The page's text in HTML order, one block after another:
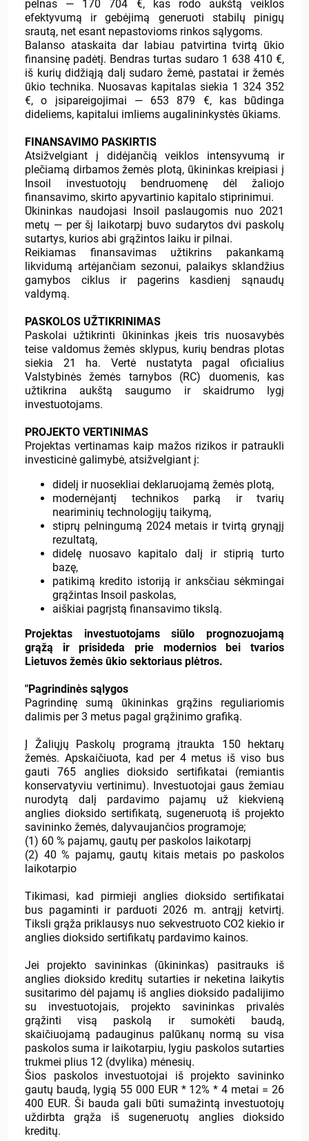
pelnas — 170 704 €, kas rodo aukštą veiklos
efektyvumą ir gebėjimą generuoti stabilų pinigų
srautą, net esant nepastovioms rinkos sąlygoms.
Balanso ataskaita dar labiau patvirtina tvirtą ūkio
finansinę padėtį. Bendras turtas sudaro 1 638 410 €,
iš kurių didžiąją dalį sudaro žemė, pastatai ir žemės
ūkio technika. Nuosavas kapitalas siekia 1 324 352
€, o įsipareigojimai — 653 879 €, kas būdinga
dideliems, kapitalui imliems augalininkystės ūkiams.
FINANSAVIMO PASKIRTIS
Atsižvelgiant į didėjančią veiklos intensyvumą ir
plečiamą dirbamos žemės plotą, ūkininkas kreipiasi į
Insoil investuotojų bendruomenę dėl žaliojo
finansavimo, skirto apyvartinio kapitalo stiprinimui.
Ūkininkas naudojasi Insoil paslaugomis nuo 2021
metų — per šį laikotarpį buvo sudarytos dvi paskolų
sutartys, kurios abi grąžintos laiku ir pilnai.
Reikiamas finansavimas užtikrins pakankamą
likvidumą artėjančiam sezonui, palaikys sklandžius
gamybos ciklus ir pagerins kasdienį sąnaudų
valdymą.
PASKOLOS UŽTIKRINIMAS
Paskolai užtikrinti ūkininkas įkeis tris nuosavybės
teise valdomus žemės sklypus, kurių bendras plotas
siekia 21 ha. Vertė nustatyta pagal oficialius
Valstybinės žemės tarnybos (RC) duomenis, kas
užtikrina aukštą saugumo ir skaidrumo lygį
investuotojams.
PROJEKTO VERTINIMAS
Projektas vertinamas kaip mažos rizikos ir patraukli
investicinė galimybė, atsižvelgiant į:
didelį ir nuosekliai deklaruojamą žemės plotą,
modernėjantį technikos parką ir tvarių
neariminių technologijų taikymą,
stiprų pelningumą 2024 metais ir tvirtą grynąjį
rezultatą,
didelę nuosavo kapitalo dalį ir stiprią turto
bazę,
patikimą kredito istoriją ir anksčiau sėkmingai
grąžintas Insoil paskolas,
aiškiai pagrįstą finansavimo tikslą.
Projektas investuotojams siūlo prognozuojamą
grąžą ir prisideda prie modernios bei tvarios
Lietuvos žemės ūkio sektoriaus plėtros.
"Pagrindinės sąlygos
Pagrindinę sumą ūkininkas grąžins reguliariomis
dalimis per 3 metus pagal grąžinimo grafiką.
Į Žaliųjų Paskolų programą įtraukta 150 hektarų
žemės. Apskaičiuota, kad per 4 metus iš viso bus
gauti 765 anglies dioksido sertifikatai (remiantis
konservatyviu vertinimu). Investuotojai gaus žemiau
nurodytą dalį pardavimo pajamų už kiekvieną
anglies dioksido sertifikatą, sugeneruotą iš projekto
savininko žemės, dalyvaujančios programoje;
(1) 60 % pajamų, gautų per paskolos laikotarpį
(2) 40 % pajamų, gautų kitais metais po paskolos
laikotarpio
Tikimasi, kad pirmieji anglies dioksido sertifikatai
bus pagaminti ir parduoti 2026 m. antrąjį ketvirtį.
Tiksli grąža priklausys nuo sekvestruoto CO2 kiekio ir
anglies dioksido sertifikatų pardavimo kainos.
Jei projekto savininkas (ūkininkas) pasitrauks iš
anglies dioksido kreditų sutarties ir neketina laikytis
susitarimo dėl pajamų iš anglies dioksido padalijimo
su investuotojais, projekto savininkas privalės
grąžinti visą paskolą ir sumokėti baudą,
skaičiuojamą padauginus palūkanų normą su visa
paskolos suma ir laikotarpiu, lygiu paskolos sutarties
trukmei plius 12 (dvylika) mėnesių.
Šios paskolos investuotojai iš projekto savininko
gautų baudą, lygią 55 000 EUR * 12% * 4 metai = 26
400 EUR. Ši bauda gali būti sumažintą investuotojų
uždirbta grąža iš sugeneruotų anglies dioksido
kreditų.